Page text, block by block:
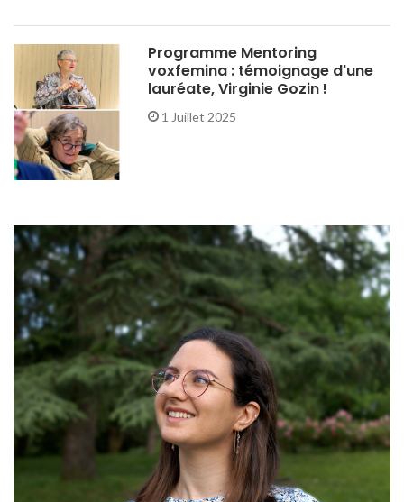
Programme Mentoring
voxfemina : témoignage d'une
lauréate, Virginie Gozin !
1 Juillet 2025